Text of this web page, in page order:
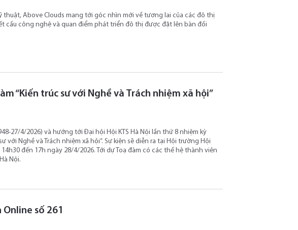
Above Clouds mang tới góc nhìn mới về tương lai của các đô thị
cấu công nghệ và quan điểm phát triển đô thị được đặt lên bàn đối
“Kiến trúc sư với Nghề và Trách nhiệm xã hội”
27/4/2026) và hướng tới Đại hội Hội KTS Hà Nội lần thứ 8 nhiệm kỳ
với Nghề và Trách nhiệm xã hội”. Sự kiện sẽ diễn ra tại Hội trường Hội
đến 17h ngày 28/4/2026. Tới dự Toạ đàm có các thế hệ thành viên
Nội.
Online số 261